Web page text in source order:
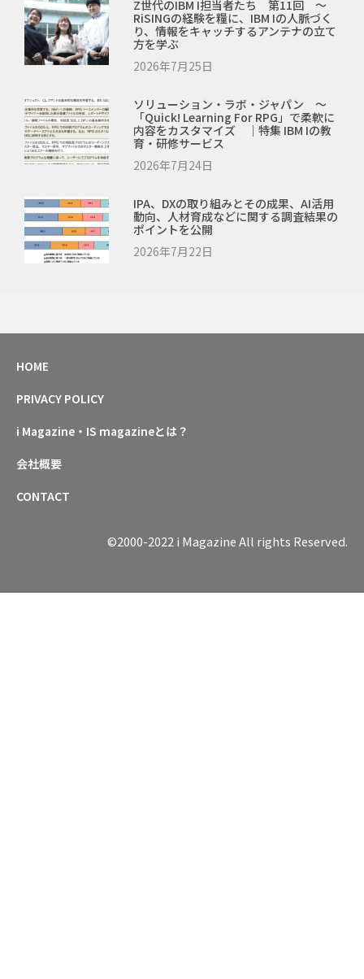
Z世代のIBM I担当者たち 第11回 ～
RiSINGの経験を糧に、IBM Iの人脈づく
り、情報をキャッチするアンテナの立て
方を学ぶ
2026年7月25日
ソリューション・ラボ・ジャパン ～
「Quick! Learning For RPG」で柔軟に
内容をカスタマイズ ｜特集 IBM Iの教
育・研修サービス
2026年7月24日
IPA、DXの取り組みとその成果、AI活用
動向、人材育成などに関する調査結果の
ポイントを公開
2026年7月22日
HOME
PRIVACY POLICY
i Magazine・IS magazineとは？
会社概要
CONTACT
©2000-2022 i Magazine All rights Reserved.